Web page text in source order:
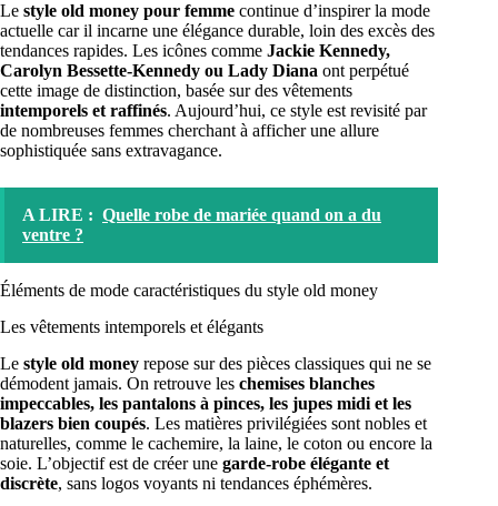
Le style old money pour femme continue d’inspirer la mode
actuelle car il incarne une élégance durable, loin des excès des
tendances rapides. Les icônes comme Jackie Kennedy,
Carolyn Bessette-Kennedy ou Lady Diana ont perpétué
cette image de distinction, basée sur des vêtements
intemporels et raffinés. Aujourd’hui, ce style est revisité par
de nombreuses femmes cherchant à afficher une allure
sophistiquée sans extravagance.
A LIRE : Quelle robe de mariée quand on a du
ventre ?
Éléments de mode caractéristiques du style old money
Les vêtements intemporels et élégants
Le style old money repose sur des pièces classiques qui ne se
démodent jamais. On retrouve les chemises blanches
impeccables, les pantalons à pinces, les jupes midi et les
blazers bien coupés. Les matières privilégiées sont nobles et
naturelles, comme le cachemire, la laine, le coton ou encore la
soie. L’objectif est de créer une garde-robe élégante et
discrète, sans logos voyants ni tendances éphémères.